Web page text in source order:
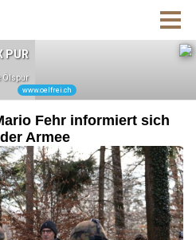
Fehr informiert sich
Armee